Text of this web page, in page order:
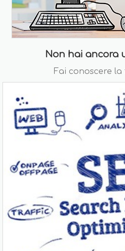
Non hai ancora
Fai conoscere